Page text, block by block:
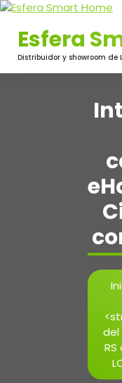
Saltar
contenido
Esfera
Distribuidor y showroom de
del